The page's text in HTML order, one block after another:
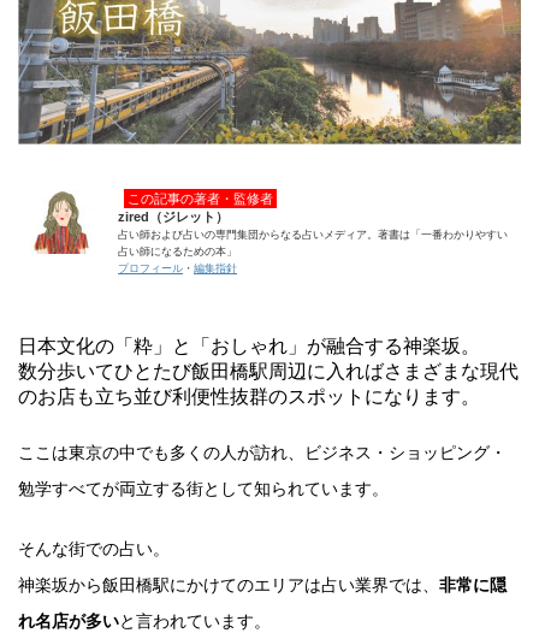
この記事の著者・監修者
zired（ジレット）
占い師および占いの専門集団からなる占いメディア。著書は「一番わかりやすい
占い師になるための本」
プロフィール ・ 編集指針
日本文化の「粋」と「おしゃれ」が融合する神楽坂。
数分歩いてひとたび飯田橋駅周辺に入ればさまざまな現代
のお店も立ち並び利便性抜群のスポットになります。
ここは東京の中でも多くの人が訪れ、ビジネス・ショッピング・
勉学すべてが両立する街として知られています。
そんな街での占い。
神楽坂から飯田橋駅にかけてのエリアは占い業界では、 非常に隠
れ名店が多いと言われています。